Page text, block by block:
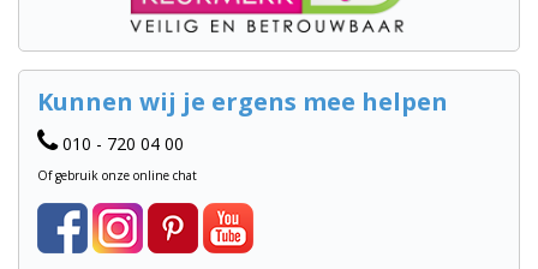
Kunnen wij je ergens mee helpen
010 - 720 04 00
Of gebruik onze online chat